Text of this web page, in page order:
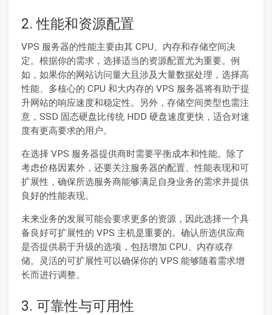
2. 性能和资源配置
VPS 服务器的性能主要由其 CPU、内存和存储空间决
定。根据你的需求，选择适当的资源配置尤为重要。例
如，如果你的网站访问量大且涉及大量数据处理，选择高
性能、多核心的 CPU 和大内存的 VPS 服务器将有助于提
升网站的响应速度和稳定性。另外，存储空间类型也需注
意，SSD 固态硬盘比传统 HDD 硬盘速度更快，适合对速
度有更高要求的用户。
在选择 VPS 服务器提供商时需要平衡成本和性能。除了
考虑价格因素外，还要关注服务器的配置、性能表现和可
扩展性，确保所选服务商能够满足自身业务的需求并提供
良好的性能表现。
未来业务的发展可能会要求更多的资源，因此选择一个具
备良好可扩展性的 VPS 主机是重要的。确认所选供应商
是否提供易于升级的选项，包括增加 CPU、内存或存
储。灵活的可扩展性可以确保你的 VPS 能够随着需求增
长而进行调整。
3. 可靠性与可用性